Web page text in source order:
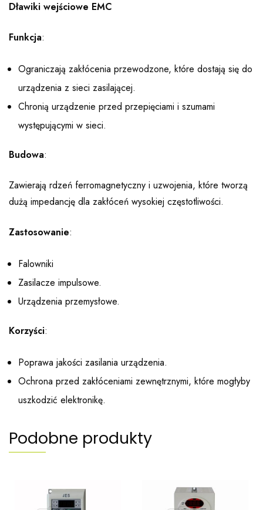
Dławiki wejściowe EMC
Funkcja:
Ograniczają zakłócenia przewodzone, które dostają się do
urządzenia z sieci zasilającej.
Chronią urządzenie przed przepięciami i szumami
występującymi w sieci.
Budowa:
Zawierają rdzeń ferromagnetyczny i uzwojenia, które tworzą
dużą impedancję dla zakłóceń wysokiej częstotliwości.
Zastosowanie:
Falowniki
Zasilacze impulsowe.
Urządzenia przemysłowe.
Korzyści:
Poprawa jakości zasilania urządzenia.
Ochrona przed zakłóceniami zewnętrznymi, które mogłyby
uszkodzić elektronikę.
Podobne produkty